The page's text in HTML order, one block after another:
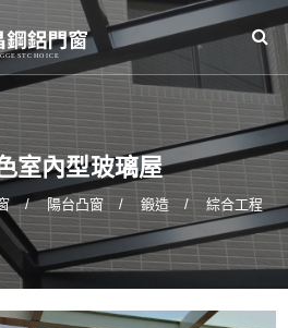
室內型玻璃屋
陽台凸窗 鍛造 綜合工程